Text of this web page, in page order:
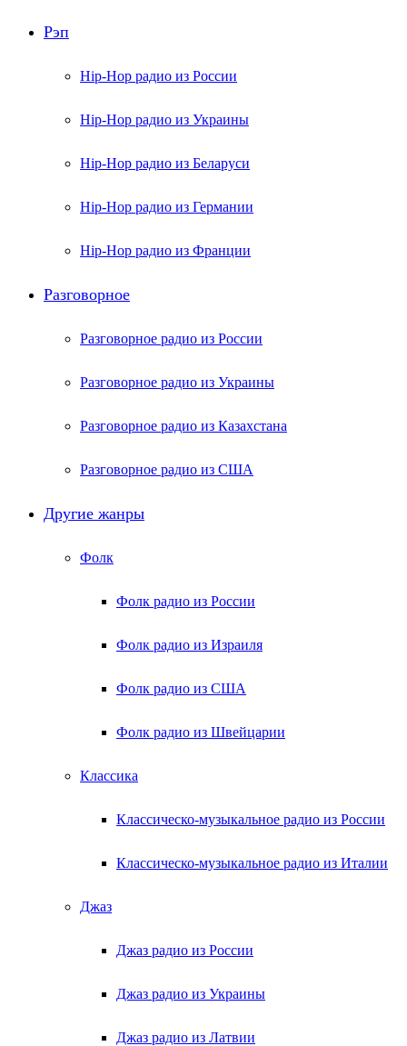
Рэп
Hip-Hop радио из России
Hip-Hop радио из Украины
Hip-Hop радио из Беларуси
Hip-Hop радио из Германии
Hip-Hop радио из Франции
Разговорное
Разговорное радио из России
Разговорное радио из Украины
Разговорное радио из Казахстана
Разговорное радио из США
Другие жанры
Фолк
Фолк радио из России
Фолк радио из Израиля
Фолк радио из США
Фолк радио из Швейцарии
Классика
Классическо-музыкальное радио из России
Классическо-музыкальное радио из Италии
Джаз
Джаз радио из России
Джаз радио из Украины
Джаз радио из Латвии